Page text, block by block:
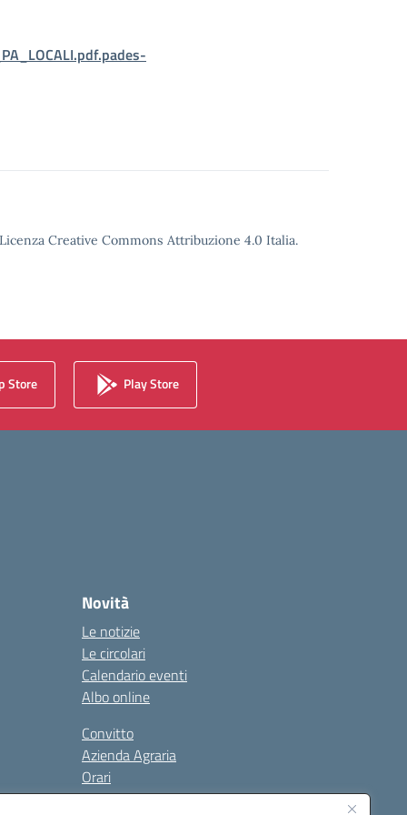
Creative Commons Attribuzione 4.0 Italia.
Store Play Store
Novità
Le notizie
Le circolari
Calendario eventi
Albo online
Convitto
Azienda Agraria
Orari
Contatti